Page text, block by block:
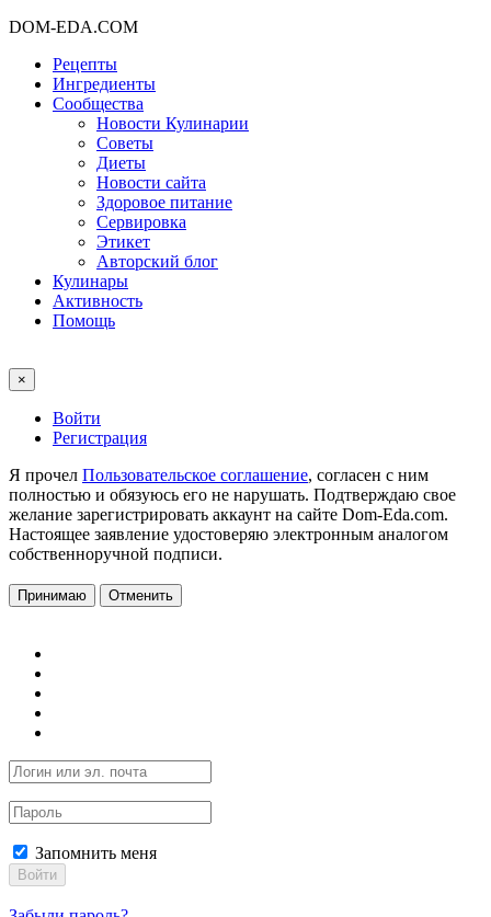
DOM-EDA.COM
Рецепты
Ингредиенты
Сообщества
Новости Кулинарии
Советы
Диеты
Новости сайта
Здоровое питание
Сервировка
Этикет
Авторский блог
Кулинары
Активность
Помощь
×
Войти
Регистрация
Я прочел Пользовательское соглашение, согласен с ним
полностью и обязуюсь его не нарушать. Подтверждаю свое
желание зарегистрировать аккаунт на сайте Dom-Eda.com.
Настоящее заявление удостоверяю электронным аналогом
собственноручной подписи.
Принимаю Отменить
Запомнить меня
Войти